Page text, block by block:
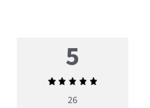
5
Priemerné
hodnotenie
26